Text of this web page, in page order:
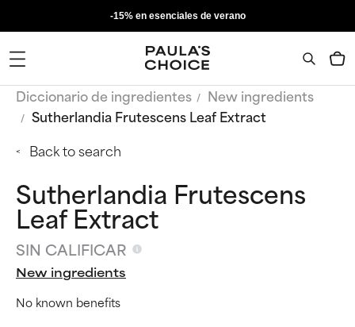
-15% en esenciales de verano
Diccionario de ingredientes
New ingredients
Sutherlandia Frutescens Leaf Extract
Back to search
Sutherlandia Frutescens
Leaf Extract
SIN CALIFICAR
New ingredients
No known benefits